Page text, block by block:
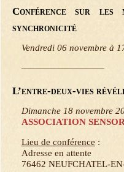
Conférence sur les
synchronicité
Vendredi 06 novembre à
—————————
L’entre-deux-vies
Dimanche 18 novembre
ASSOCIATION
Lieu de conférence :
Adresse en attente
76462 NEUFCHATEL-